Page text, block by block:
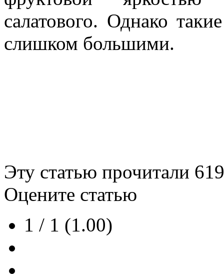
салатового. Однако
слишком большими.
Эту статью прочитали
Оцените статью
1 / 1 (1.00)